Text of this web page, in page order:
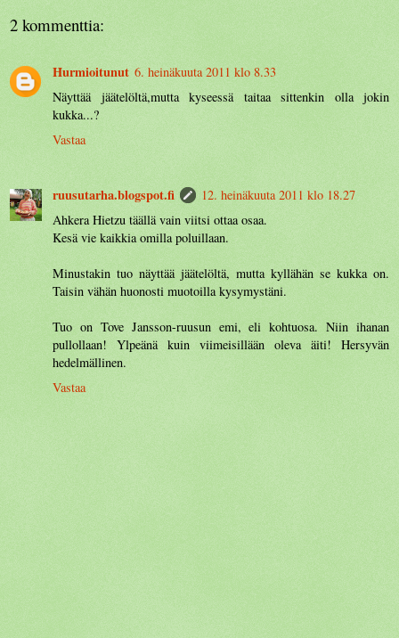
2 kommenttia:
Hurmioitunut 6. heinäkuuta 2011 klo 8.33
Näyttää jäätelöltä,mutta kyseessä taitaa sittenkin olla jokin
kukka...?
Vastaa
ruusutarha.blogspot.fi
12. heinäkuuta 2011 klo 18.27
Ahkera Hietzu täällä vain viitsi ottaa osaa.
Kesä vie kaikkia omilla poluillaan.
Minustakin tuo näyttää jäätelöltä, mutta kyllähän se kukka on.
Taisin vähän huonosti muotoilla kysymystäni.
Tuo on Tove Jansson-ruusun emi, eli kohtuosa. Niin ihanan
pullollaan! Ylpeänä kuin viimeisillään oleva äiti! Hersyvän
hedelmällinen.
Vastaa